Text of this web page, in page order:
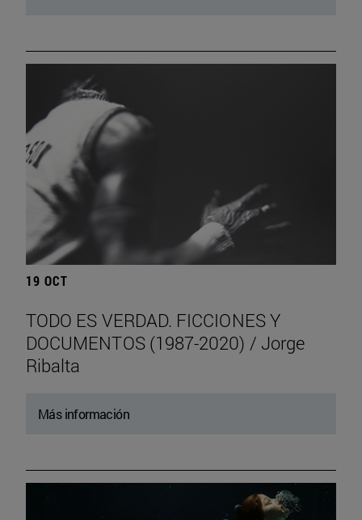
19 OCT
TODO ES VERDAD. FICCIONES Y
DOCUMENTOS (1987-2020) / Jorge
Ribalta
Más información